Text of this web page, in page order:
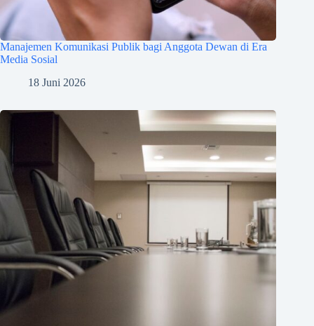
Manajemen Komunikasi Publik bagi Anggota Dewan di Era
Media Sosial
18 Juni 2026